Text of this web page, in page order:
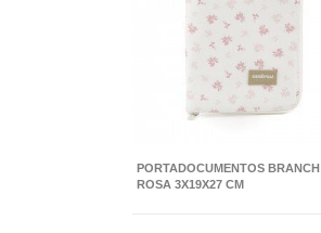
PORTADOCUMENTOS BRANCH
ROSA 3X19X27 CM